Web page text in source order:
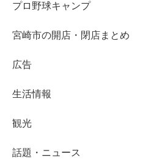
プロ野球キャンプ
宮崎市の開店・閉店まとめ
広告
生活情報
観光
話題・ニュース